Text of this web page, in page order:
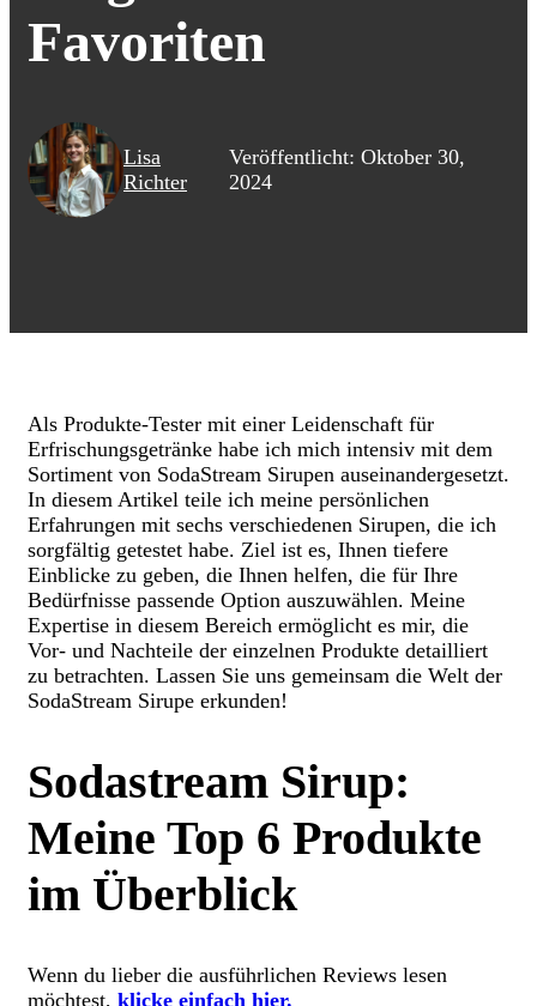
Favoriten
Lisa
Richter
Veröffentlicht: Oktober 30,
2024
Als Produkte-Tester mit einer Leidenschaft für
Erfrischungsgetränke habe ich mich intensiv mit dem
Sortiment von SodaStream Sirupen auseinandergesetzt.
In diesem Artikel teile ich meine persönlichen
Erfahrungen mit sechs verschiedenen Sirupen, die ich
sorgfältig getestet habe. Ziel ist es, Ihnen tiefere
Einblicke zu geben, die Ihnen helfen, die für Ihre
Bedürfnisse passende Option auszuwählen. Meine
Expertise in diesem Bereich ermöglicht es mir, die
Vor- und Nachteile der einzelnen Produkte detailliert
zu betrachten. Lassen Sie uns gemeinsam die Welt der
SodaStream Sirupe erkunden!
Sodastream Sirup:
Meine Top 6 Produkte
im Überblick
Wenn du lieber die ausführlichen Reviews lesen
möchtest, klicke einfach hier.